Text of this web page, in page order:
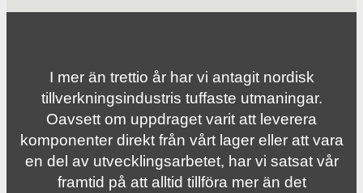
I mer än trettio år har vi antagit nordisk
tillverknings­industris tuffaste utmaningar.
Oavsett om uppdraget varit att leverera
komponenter direkt från vårt lager eller att vara
en del av utvecklingsarbetet, har vi satsat vår
framtid på att alltid tillföra mer än det